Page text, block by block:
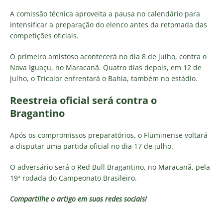
A comissão técnica aproveita a pausa no calendário para
intensificar a preparação do elenco antes da retomada das
competições oficiais.
O primeiro amistoso acontecerá no dia 8 de julho, contra o
Nova Iguaçu, no Maracanã. Quatro dias depois, em 12 de
julho, o Tricolor enfrentará o Bahia, também no estádio.
Reestreia oficial será contra o
Bragantino
Após os compromissos preparatórios, o Fluminense voltará
a disputar uma partida oficial no dia 17 de julho.
O adversário será o Red Bull Bragantino, no Maracanã, pela
19ª rodada do Campeonato Brasileiro.
Compartilhe o artigo em suas redes sociais!